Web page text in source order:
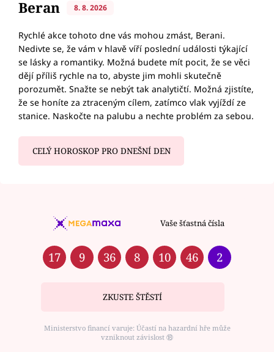
Beran 8. 8. 2026
Rychlé akce tohoto dne vás mohou zmást, Berani.
Nedivte se, že vám v hlavě víří poslední události týkající
se lásky a romantiky. Možná budete mít pocit, že se věci
dějí příliš rychle na to, abyste jim mohli skutečně
porozumět. Snažte se nebýt tak analytičtí. Možná zjistíte,
že se honíte za ztraceným cílem, zatímco vlak vyjíždí ze
stanice. Naskočte na palubu a nechte problém za sebou.
CELÝ HOROSKOP PRO DNEŠNÍ DEN
Vaše šťastná čísla
17 9 36 8 10 46 2
ZKUSTE ŠTĚSTÍ
Ministerstvo financí varuje: Účastí na hazardní hře může
vzniknout závislost ⑱